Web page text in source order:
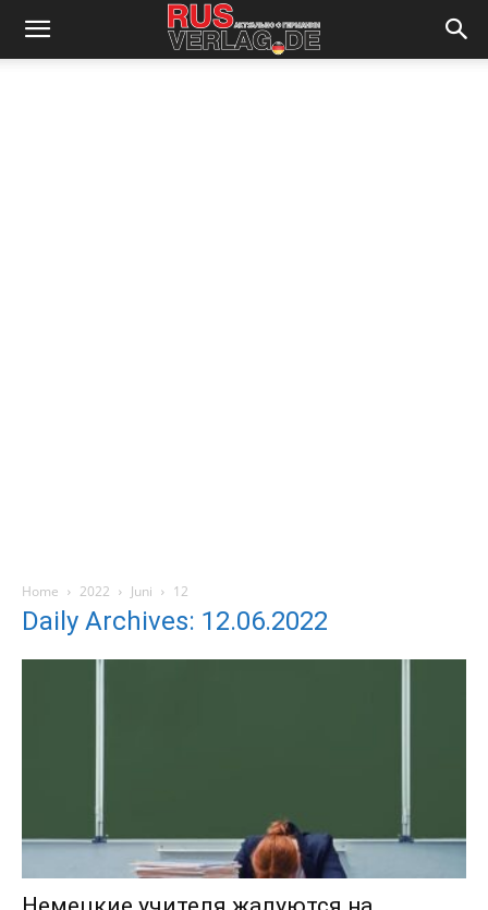
Home 2022 Juni 12
Daily Archives: 12.06.2022